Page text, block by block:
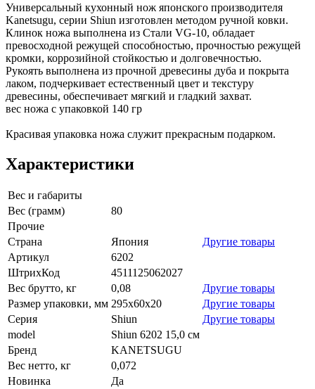
Универсальный кухонный нож японского производителя
Kanetsugu, серии Shiun изготовлен методом ручной ковки.
Клинок ножа выполнена из Стали VG-10, обладает
превосходной режущей способностью, прочностью режущей
кромки, коррозийной стойкостью и долговечностью.
Рукоять выполнена из прочной древесины дуба и покрыта
лаком, подчеркивает естественный цвет и текстуру
древесины, обеспечивает мягкий и гладкий захват.
вес ножа с упаковкой 140 гр
Красивая упаковка ножа служит прекрасным подарком.
Характеристики
Вес и габариты
Вес (грамм)
80
Прочие
Страна
Япония
Другие товары
Артикул
6202
ШтрихКод
4511125062027
Вес брутто, кг
0,08
Другие товары
Размер упаковки, мм 295х60х20
Другие товары
Серия
Shiun
Другие товары
model
Shiun 6202 15,0 см
Бренд
KANETSUGU
Вес нетто, кг
0,072
Новинка
Да